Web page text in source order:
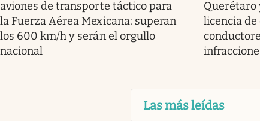
aviones de transporte táctico para
la Fuerza Aérea Mexicana: superan
los 600 km/h y serán el orgullo
nacional
Querétaro
licencia
Las más leídas